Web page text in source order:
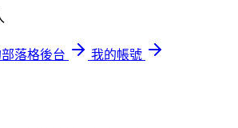
落格後台
我的帳號